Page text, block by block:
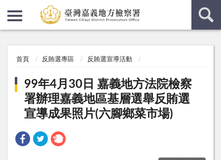
首頁 反賄選專區 反賄選宣導活動
99年4月30日 嘉義地方法院檢察
署辦理嘉義地區基層選舉反賄選
宣導成果照片(六腳鄉菜市場)